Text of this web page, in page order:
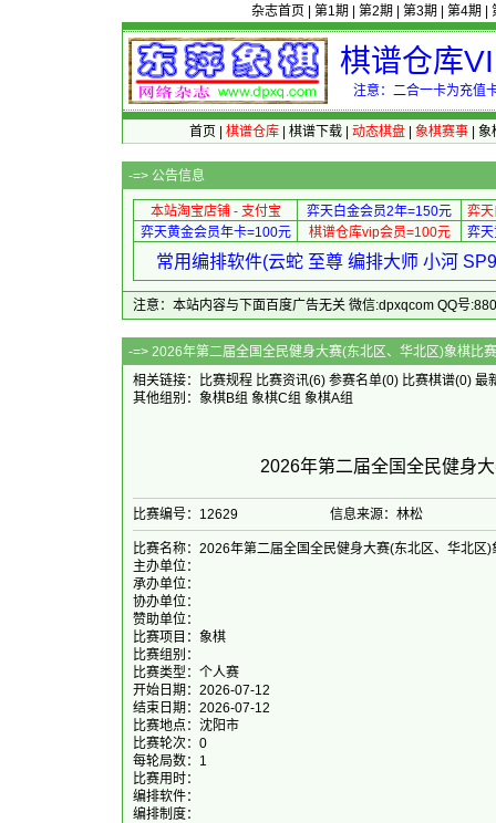
杂志首页 第1期 第2期 第3期 第4期
棋谱仓库
注意：二合一卡为充值
首页 棋谱仓库| 棋谱下载| 动态棋盘| 象棋赛事| 象
-=> 公告信息
本站淘宝店铺 - 支付宝 弈天白金会员2年=150元
弈
弈天黄金会员年卡=100元
棋谱仓库vip会员=100元 弈
常用编排软件(云蛇 至尊 编排大师 小河
注意：本站内容与下面百度广告无关 微信:dpxqcom QQ号
-=> 2026年第二届全国全民健身大赛(东北区、华北区)象棋
相关链接：
比赛规程 比赛资讯(6) 参赛名单(0) 比赛棋谱(0) 最
其他组别： 象棋B组 象棋C组 象棋A组
2026年第二届全国全民健身
比赛编号：12629 信息来源：林松
比赛名称：2026年第二届全国全民健身大赛(东北区、华北区
主办单位：
承办单位：
协办单位：
赞助单位：
比赛项目：象棋
比赛组别：
比赛类型：个人赛
开始日期：2026-07-12
结束日期：2026-07-12
比赛地点：沈阳市
比赛轮次：0
每轮局数：1
比赛用时：
编排软件：
编排制度：